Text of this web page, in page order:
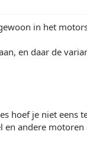
in het
en daar de
hoef je niet eens
en andere